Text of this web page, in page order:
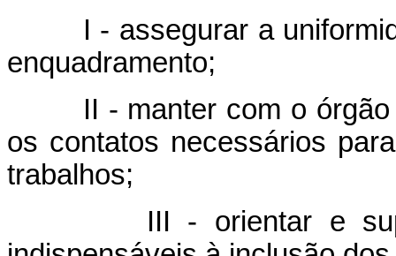
I - assegurar a
enquadramento;
II - manter com o órgão
os contatos necessários
trabalhos;
III - orientar e